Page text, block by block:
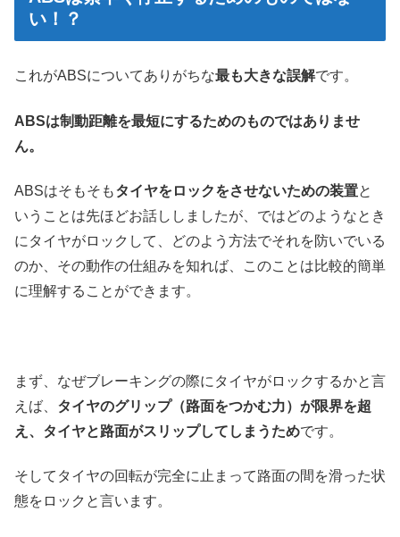
い！？
これがABSについてありがちな最も大きな誤解です。
ABSは制動距離を最短にするためのものではありませ
ん。
ABSはそもそもタイヤをロックをさせないための装置と
いうことは先ほどお話ししましたが、ではどのようなとき
にタイヤがロックして、どのよう方法でそれを防いでいる
のか、その動作の仕組みを知れば、このことは比較的簡単
に理解することができます。
まず、なぜブレーキングの際にタイヤがロックするかと言
えば、 タイヤのグリップ（路面をつかむ力）が限界を超
え、タイヤと路面がスリップしてしまうためです。
そしてタイヤの回転が完全に止まって路面の間を滑った状
態をロックと言います。